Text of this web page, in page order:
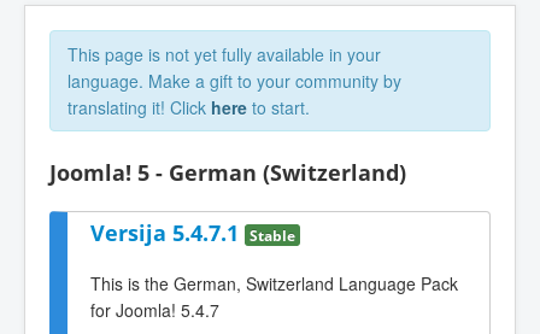
This page is not yet fully available in your
language. Make a gift to your community by
translating it! Click here to start.
Joomla! 5 - German (Switzerland)
Versija 5.4.7.1 Stable
This is the German, Switzerland Language Pack
for Joomla! 5.4.7